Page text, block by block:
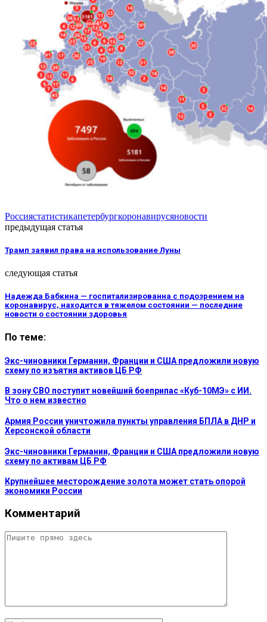
Россиястатистикапетербургкоронавирусяновости
предыдущая статья
Трамп заявил права на использование Луны
следующая статья
Надежда Бабкина — госпитализированна с подозрением на
коронавирус, находится в тяжелом состоянии — последние
новости о состоянии здоровья
По теме:
Экс-чиновники Германии, Франции и США предложили новую
схему по изъятия активов ЦБ РФ
В зону СВО поступит новейший боеприпас «Куб-10МЭ» с ИИ.
Что о нем известно
Армия России уничтожила пункты управления БПЛА в ДНР и
Херсонской области
Экс-чиновники Германии, Франции и США предложили новую
схему по активам ЦБ РФ
Крупнейшее месторождение золота может стать опорой
экономики России
Комментарий